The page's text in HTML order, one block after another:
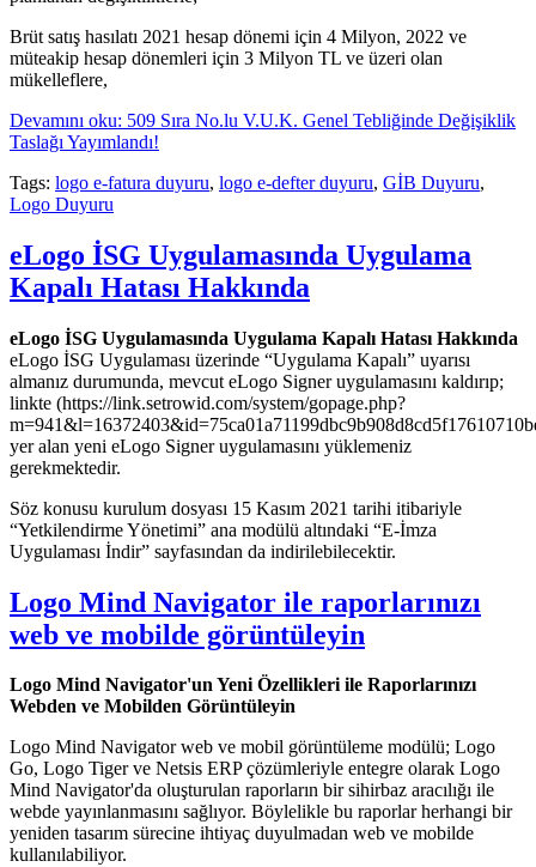
Brüt satış hasılatı 2021 hesap dönemi için 4 Milyon, 2022 ve
müteakip hesap dönemleri için 3 Milyon TL ve üzeri olan
mükelleflere,
Devamını oku: 509 Sıra No.lu V.U.K. Genel Tebliğinde Değişiklik
Taslağı Yayımlandı!
Tags: logo e-fatura duyuru, logo e-defter duyuru, GİB Duyuru,
Logo Duyuru
eLogo İSG Uygulamasında Uygulama
Kapalı Hatası Hakkında
eLogo İSG Uygulamasında Uygulama Kapalı Hatası Hakkında
eLogo İSG Uygulaması üzerinde “Uygulama Kapalı” uyarısı
almanız durumunda, mevcut eLogo Signer uygulamasını kaldırıp;
linkte (https://link.setrowid.com/system/gopage.php?
yer alan yeni eLogo Signer uygulamasını yüklemeniz
gerekmektedir.
Söz konusu kurulum dosyası 15 Kasım 2021 tarihi itibariyle
“Yetkilendirme Yönetimi” ana modülü altındaki “E-İmza
Uygulaması İndir” sayfasından da indirilebilecektir.
Logo Mind Navigator ile raporlarınızı
web ve mobilde görüntüleyin
Logo Mind Navigator'un Yeni Özellikleri ile Raporlarınızı
Webden ve Mobilden Görüntüleyin
Logo Mind Navigator web ve mobil görüntüleme modülü; Logo
Go, Logo Tiger ve Netsis ERP çözümleriyle entegre olarak Logo
Mind Navigator'da oluşturulan raporların bir sihirbaz aracılığı ile
webde yayınlanmasını sağlıyor. Böylelikle bu raporlar herhangi bir
yeniden tasarım sürecine ihtiyaç duyulmadan web ve mobilde
kullanılabiliyor.